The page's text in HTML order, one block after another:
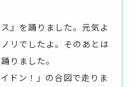
』を踊りました。元気よ
リでしたよ。そのあとは
りました。
ドン！」の合図で走りま